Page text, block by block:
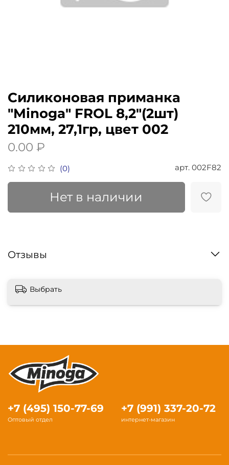
(0) арт. 002F82
Силиконовая приманка
"Minoga" FROL 8,2"(2шт)
210мм, 27,1гр, цвет 002
0.00 ₽
Нет в наличии
Отзывы
Выбрать
+7 (495) 150-77-69
Оптовый отдел
+7 (991) 337-20-72
интернет-магазин